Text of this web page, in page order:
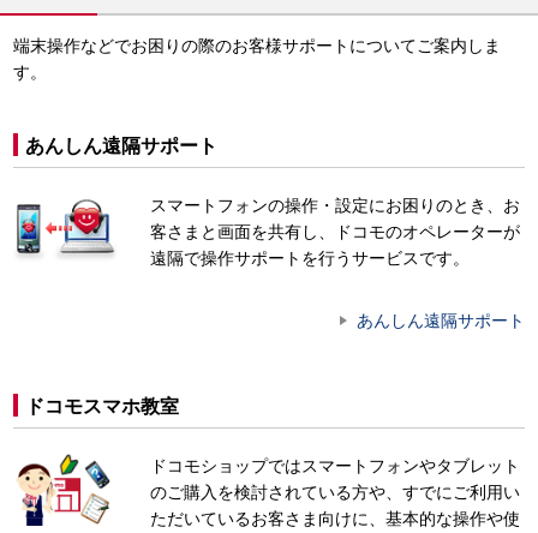
端末操作などでお困りの際のお客様サポートについてご案内しま
す。
あんしん遠隔サポート
スマートフォンの操作・設定にお困りのとき、お
客さまと画面を共有し、ドコモのオペレーターが
遠隔で操作サポートを行うサービスです。
あんしん遠隔サポート
ドコモスマホ教室
ドコモショップではスマートフォンやタブレット
のご購入を検討されている方や、すでにご利用い
ただいているお客さま向けに、基本的な操作や使